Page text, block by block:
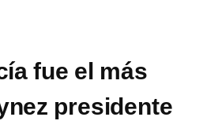
fue el más
presidente